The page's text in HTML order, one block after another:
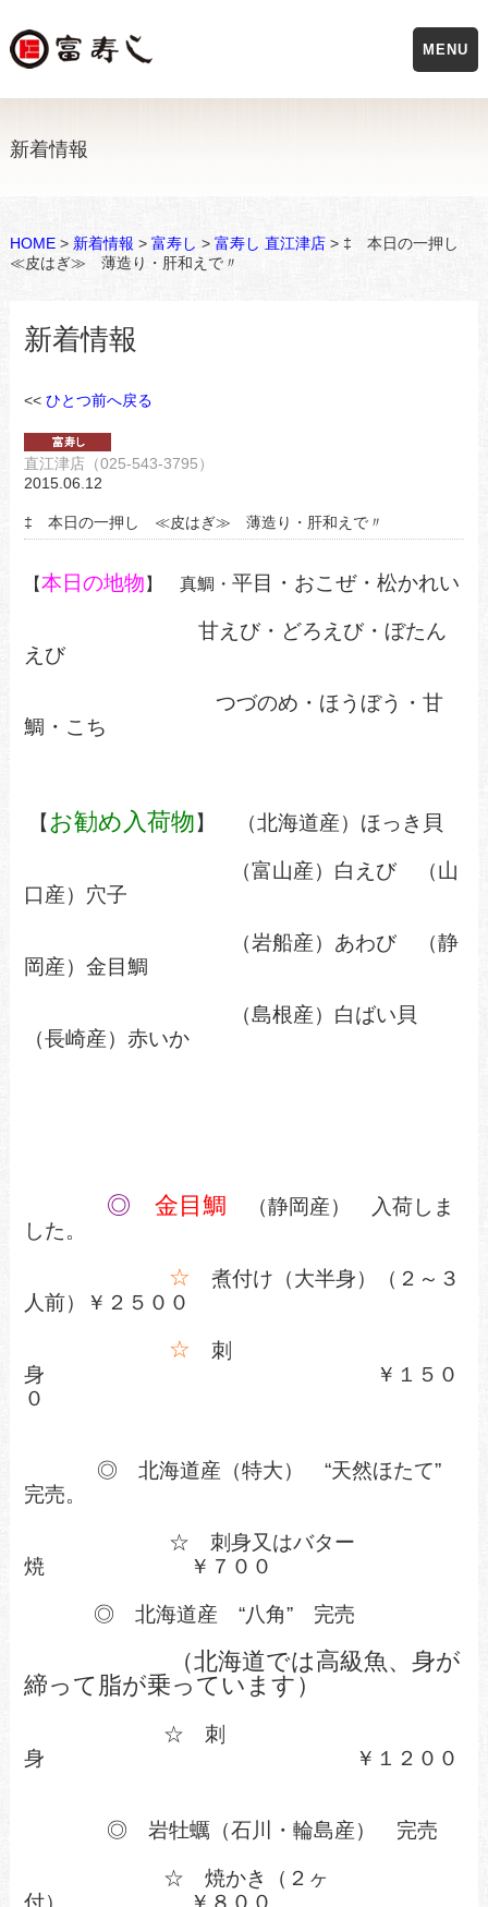
新着情報
HOME> 新着情報 > 富寿し > 富寿し 直江津店> ‡ 本日の一押し
≪皮はぎ≫ 薄造り・肝和えで〃
新着情報
<< ひとつ前へ戻る
直江津店（025-543-3795）
2015.06.12
‡ 本日の一押し ≪皮はぎ≫ 薄造り・肝和えで〃
【本日の地物】 真鯛・ 平目・おこぜ・松かれい
甘えび・どろえび・ぼたん
えび
つづのめ・ほうぼう・甘
鯛・こち
【お勧め入荷物】 （北海道産） ほっき貝
（富山産）白えび （山
口産）穴子
（岩船産）あわび （静
岡産）金目鯛
（島根産）白ばい貝
（長崎産）赤いか
◎ 金目鯛 （静岡産） 入荷しま
した。
☆ 煮付け（大半身）（２～３
人前）￥２５００
☆ 刺
身 ￥１５０
０
◎ 北海道産（特大） “天然ほたて”
完売。
☆ 刺身又はバター
焼 ￥７００
◎ 北海道産 “八角” 完売
（北海道では高級魚、身が
締って脂が乗っています）
☆ 刺
身 ￥１２００
◎ 岩牡蠣（石川・輪島産） 完売
☆ 焼かき（２ヶ
付） ￥８００
MENU